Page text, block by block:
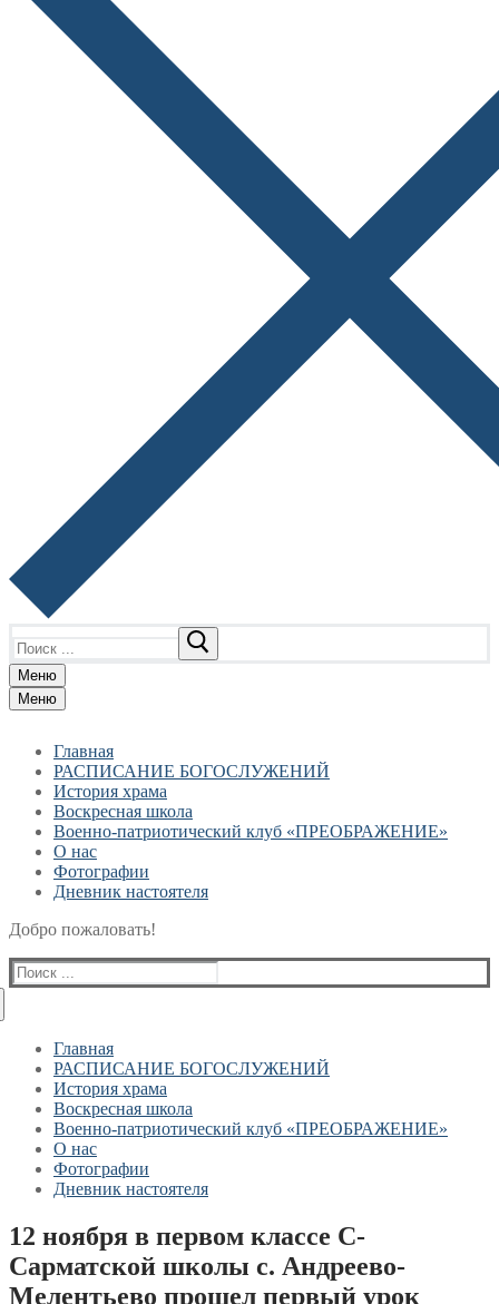
Меню
Меню
Главная
РАСПИСАНИЕ БОГОСЛУЖЕНИЙ
История храма
Воскресная школа
Военно-патриотический клуб «ПРЕОБРАЖЕНИЕ»
О нас
Фотографии
Дневник настоятеля
Добро пожаловать!
Найти:
Главная
РАСПИСАНИЕ БОГОСЛУЖЕНИЙ
История храма
Воскресная школа
Военно-патриотический клуб «ПРЕОБРАЖЕНИЕ»
О нас
Фотографии
Дневник настоятеля
12 ноября в первом классе С-
Сарматской школы с. Андреево-
Мелентьево прошел первый урок